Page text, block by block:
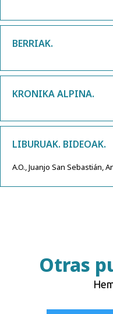
BERRIAK.
KRONIKA ALPINA.
LIBURUAK. BIDEOAK.
A.O., Juanjo San Sebastián,
Otras